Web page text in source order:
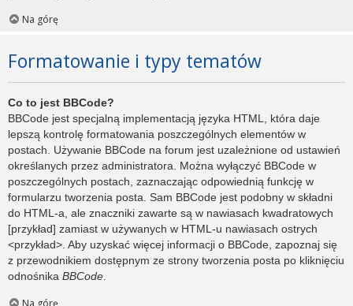
Na górę
Formatowanie i typy tematów
Co to jest BBCode?
BBCode jest specjalną implementacją języka HTML, która daje
lepszą kontrolę formatowania poszczególnych elementów w
postach. Używanie BBCode na forum jest uzależnione od ustawień
określanych przez administratora. Można wyłączyć BBCode w
poszczególnych postach, zaznaczając odpowiednią funkcję w
formularzu tworzenia posta. Sam BBCode jest podobny w składni
do HTML-a, ale znaczniki zawarte są w nawiasach kwadratowych
[przykład] zamiast w używanych w HTML-u nawiasach ostrych
<przykład>. Aby uzyskać więcej informacji o BBCode, zapoznaj się
z przewodnikiem dostępnym ze strony tworzenia posta po kliknięciu
odnośnika BBCode
Na górę